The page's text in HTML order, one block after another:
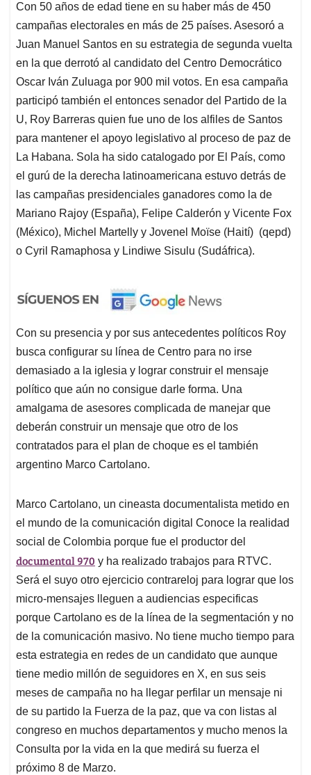
Con 50 años de edad tiene en su haber más de 450
campañas electorales en más de 25 países. Asesoró a
Juan Manuel Santos en su estrategia de segunda vuelta
en la que derrotó al candidato del Centro Democrático
Oscar Iván Zuluaga por 900 mil votos. En esa campaña
participó también el entonces senador del Partido de la
U, Roy Barreras quien fue uno de los alfiles de Santos
para mantener el apoyo legislativo al proceso de paz de
La Habana. Sola ha sido catalogado por El País, como
el gurú de la derecha latinoamericana estuvo detrás de
las campañas presidenciales ganadores como la de
Mariano Rajoy (España), Felipe Calderón y Vicente Fox
(México), Michel Martelly y Jovenel Moïse (Haití) (qepd)
o Cyril Ramaphosa y Lindiwe Sisulu (Sudáfrica).
Con su presencia y por sus antecedentes políticos Roy
busca configurar su línea de Centro para no irse
demasiado a la iglesia y lograr construir el mensaje
político que aún no consigue darle forma. Una
amalgama de asesores complicada de manejar que
deberán construir un mensaje que otro de los
contratados para el plan de choque es el también
argentino Marco Cartolano.
Marco Cartolano, un cineasta documentalista metido en
el mundo de la comunicación digital Conoce la realidad
social de Colombia porque fue el productor del
documental 970 y ha realizado trabajos para RTVC.
Será el suyo otro ejercicio contrareloj para lograr que los
micro-mensajes lleguen a audiencias especificas
porque Cartolano es de la línea de la segmentación y no
de la comunicación masivo. No tiene mucho tiempo para
esta estrategia en redes de un candidato que aunque
tiene medio millón de seguidores en X, en sus seis
meses de campaña no ha llegar perfilar un mensaje ni
de su partido la Fuerza de la paz, que va con listas al
congreso en muchos departamentos y mucho menos la
Consulta por la vida en la que medirá su fuerza el
próximo 8 de Marzo.